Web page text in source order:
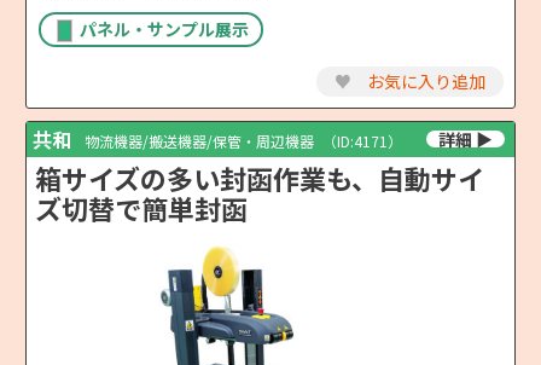
パネル・サンプル展示
♥ お気に入り追加
共和 物流機器/搬送機器/保管・周辺機器 （ID:4171）
箱サイズの多い封函作業も、自動サイ
ズ切替で簡単封函